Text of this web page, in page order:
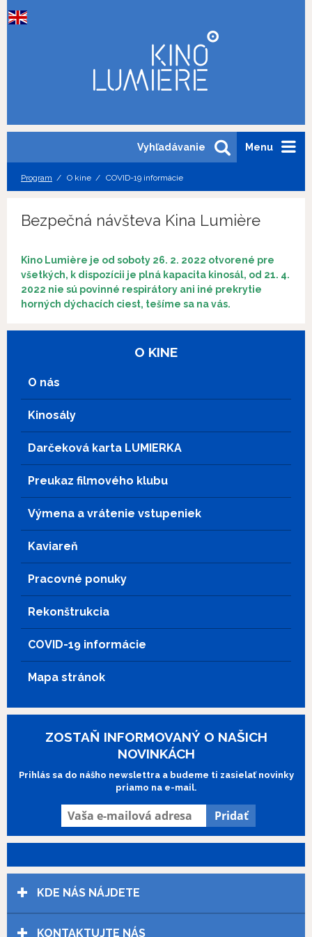
Menu
Vyhľadávanie
Program O kine COVID-19 informácie
Bezpečná návšteva Kina Lumière
Kino Lumière je od soboty 26. 2. 2022 otvorené pre
všetkých, k dispozícii je plná kapacita kinosál, od 21. 4.
2022 nie sú povinné respirátory ani iné prekrytie
horných dýchacích ciest, tešíme sa na vás.
O KINE
O nás
Kinosály
Darčeková karta LUMIERKA
Preukaz filmového klubu
Výmena a vrátenie vstupeniek
Kaviareň
Pracovné ponuky
Rekonštrukcia
COVID-19 informácie
Mapa stránok
ZOSTAŇ INFORMOVANÝ O NAŠICH
NOVINKÁCH
Prihlás sa do nášho newslettra a budeme ti zasielať novinky
priamo na e-mail.
KDE NÁS NÁJDETE
KONTAKTUJTE NÁS